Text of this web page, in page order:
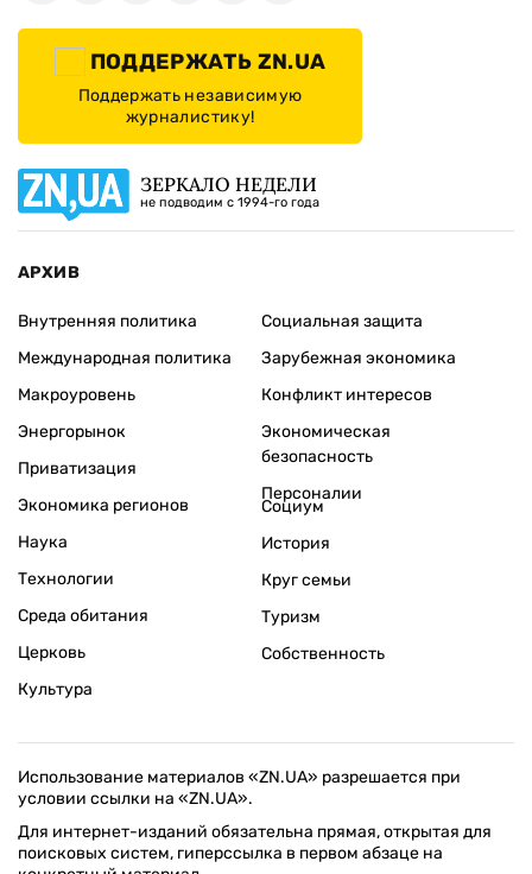
ПОДДЕРЖАТЬ ZN.UA
Поддержать независимую
журналистику!
ЗЕРКАЛО НЕДЕЛИ
не подводим с 1994-го года
АРХИВ
Внутренняя политика
Международная политика
Макроуровень
Энергорынок
Приватизация
Экономика регионов
Социальная защита
Зарубежная экономика
Конфликт интересов
Экономическая
безопасность
Персоналии
Наука
Технологии
Среда обитания
Церковь
Культура
Социум
История
Круг семьи
Туризм
Собственность
Использование материалов «ZN.UA» разрешается при
условии ссылки на «ZN.UA».
Для интернет-изданий обязательна прямая, открытая для
поисковых систем, гиперссылка в первом абзаце на